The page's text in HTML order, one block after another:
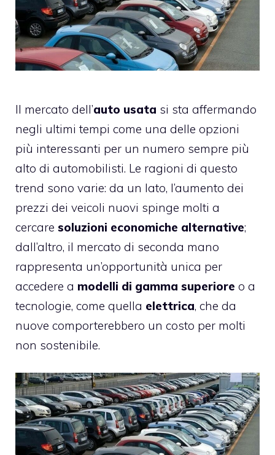
Il mercato dell’auto usata si sta affermando
negli ultimi tempi come una delle opzioni
più interessanti per un numero sempre più
alto di automobilisti. Le ragioni di questo
trend sono varie: da un lato, l’aumento dei
prezzi dei veicoli nuovi spinge molti a
cercare soluzioni economiche alternative;
dall’altro, il mercato di seconda mano
rappresenta un’opportunità unica per
accedere a modelli di gamma superiore o a
tecnologie, come quella elettrica, che da
nuove comporterebbero un costo per molti
non sostenibile.